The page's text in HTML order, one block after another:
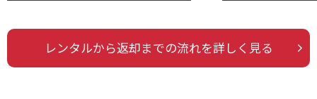
レンタルから返却までの流れを詳しく見る